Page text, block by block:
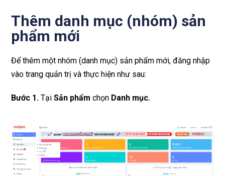
Thêm danh mục (nhóm) sản
phẩm mới
Để thêm một nhóm (danh mục) sản phẩm mới, đăng nhập
vào trang quản trị và thực hiện như sau:
Bước 1. Tại Sản phẩm chọn Danh mục.